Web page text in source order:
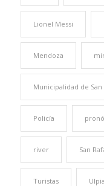
Lionel Messi
Mendoza
Municipalidad de San
Policía
river San
Turistas